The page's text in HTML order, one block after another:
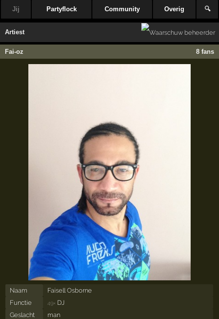
Jij Partyflock Community Overig 🔍
Artiest
Fai-oz 8 fans
Naam
Faisell Osborne
Functie
49× DJ
Geslacht
man